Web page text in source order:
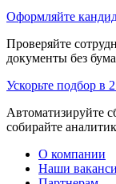
Оформляйте
Проверяйте
документы без
Ускорьте подбор в
Автоматизируйте
собирайте
О компании
Наши